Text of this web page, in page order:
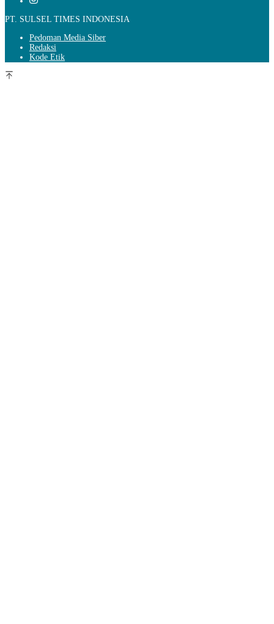
PT. SULSEL TIMES INDONESIA
Pedoman Media Siber
Redaksi
Kode Etik